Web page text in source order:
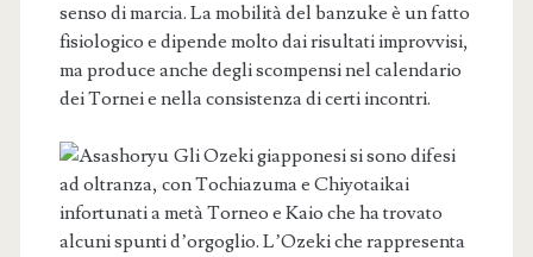
senso di marcia. La mobilità del banzuke è un fatto
fisiologico e dipende molto dai risultati improvvisi,
ma produce anche degli scompensi nel calendario
dei Tornei e nella consistenza di certi incontri.
Gli Ozeki giapponesi si sono difesi
ad oltranza, con Tochiazuma e Chiyotaikai
infortunati a metà Torneo e Kaio che ha trovato
alcuni spunti d’orgoglio. L’Ozeki che rappresenta